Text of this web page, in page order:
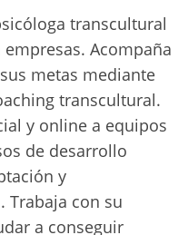
transcultural
Acompaña
metas mediante
transcultural.
y online a equipos
de desarrollo
y
Trabaja con su
a conseguir